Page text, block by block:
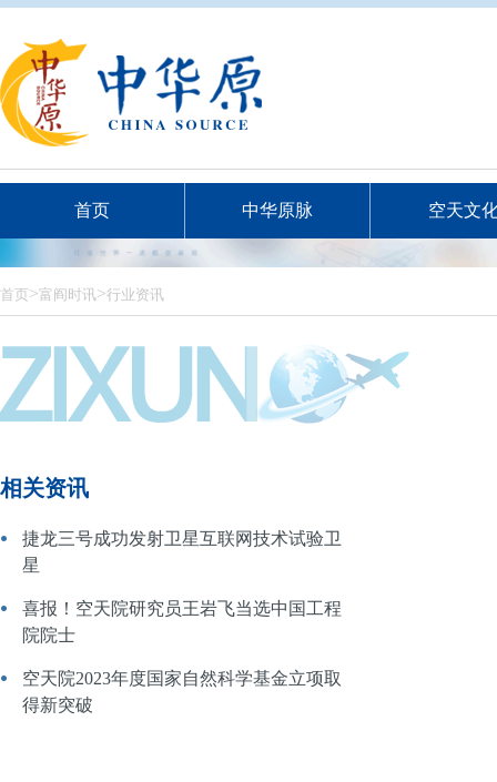
首页 中华原脉 空天文
首页>富阎时讯>行业资讯
相关资讯
捷龙三号成功发射卫星互联网技术试验卫
星
喜报！空天院研究员王岩飞当选中国工程
院院士
空天院2023年度国家自然科学基金立项取
得新突破